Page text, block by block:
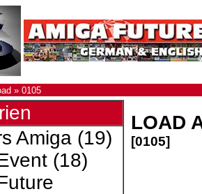
» 0105
Amiga(19)
(18)
LOAD
[0105]